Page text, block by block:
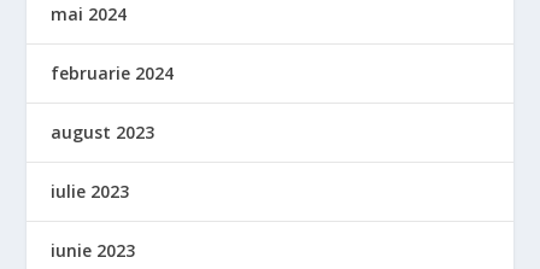
mai 2024
februarie 2024
august 2023
iulie 2023
iunie 2023